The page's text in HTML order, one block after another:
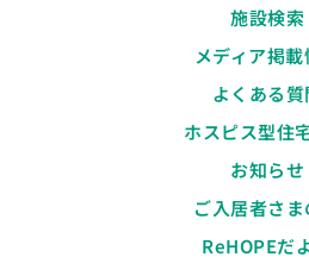
施設検索
メディア掲載
よくある質
ホスピス型住
お知らせ
ご入居者さま
ReHOPEだ